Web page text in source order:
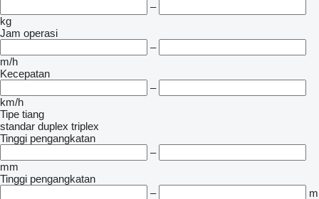
–
kg
Jam operasi
–
m/h
Kecepatan
–
km/h
Tipe tiang
standar duplex triplex
Tinggi pengangkatan
–
mm
Tinggi pengangkatan
–
m